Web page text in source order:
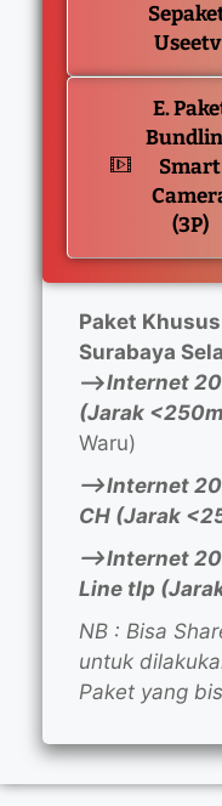
Useetv
E.
Smart
(3P)
Paket
Surabaya
—>Internet
(Jarak
Waru)
—>Internet
CH (Jarak
—>Internet
Line tlp
NB : Bisa
untuk
Paket yang